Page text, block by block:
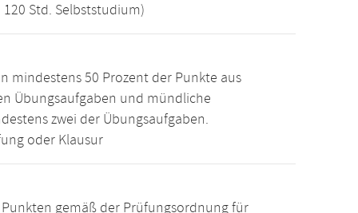
Std. Selbststudium)
mindestens 50 Prozent der Punkte aus
Übungsaufgaben und mündliche
zwei der Übungsaufgaben.
oder Klausur
gemäß der Prüfungsordnung für